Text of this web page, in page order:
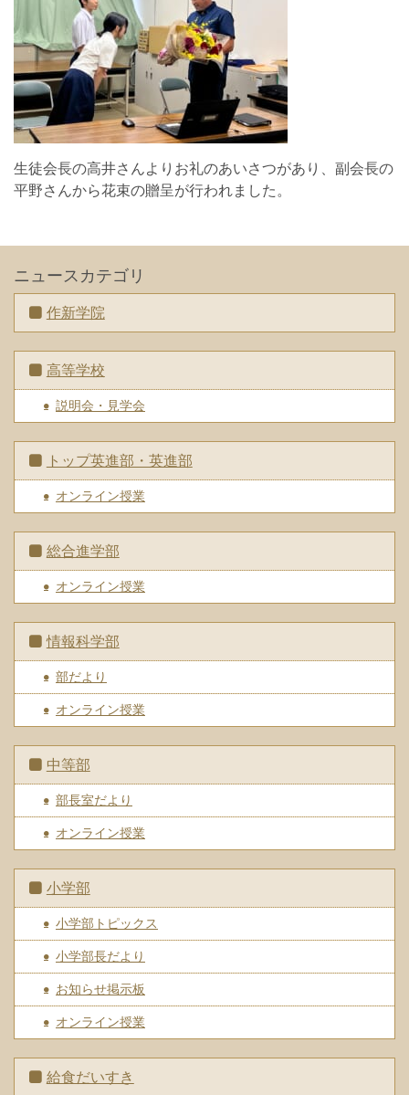
生徒会長の高井さんよりお礼のあいさつがあり、副会長の
平野さんから花束の贈呈が行われました。
ニュースカテゴリ
作新学院
高等学校
説明会・見学会
トップ英進部・英進部
オンライン授業
総合進学部
オンライン授業
情報科学部
部だより
オンライン授業
中等部
部長室だより
オンライン授業
小学部
小学部トピックス
小学部長だより
お知らせ掲示板
オンライン授業
給食だいすき